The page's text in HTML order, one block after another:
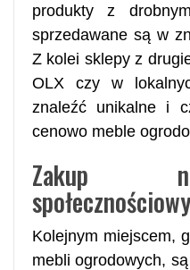
produkty z
sprzedawane są w
Z kolei sklepy z
OLX czy w
znaleźć unikalne i
cenowo meble
Zakup
Kolejnym miejscem,
mebli ogrodowych,